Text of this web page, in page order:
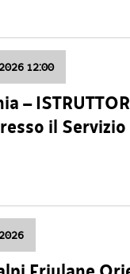
12:00
–
il